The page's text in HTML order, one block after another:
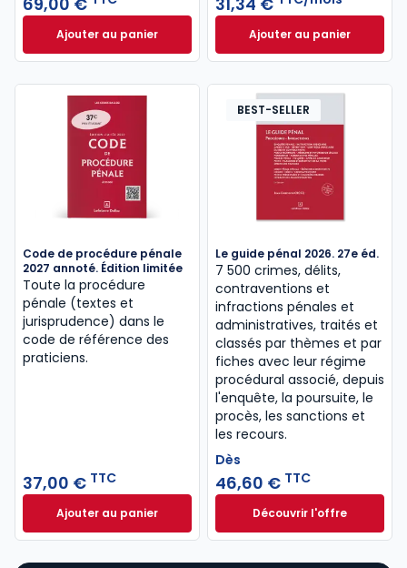
infractions et les règles relatives aux sanctions
pénales, pouvant aller jusqu’à la privation de liberté,
lorsqu’une personne est poursuivie dans le cadre
d’une procédure judiciaire ou disciplinaire,
notamment pour des infractions à caractère sexuel
ou de grande criminalité.
Voir toutes les sources spécial CRFPA,droit pénal,
procédure pénale
Ajouter au panierCode pénal 2027, annoté à 69,00 € TTC
Ajouter au panierAJ Pénal à 31,34 €
Code de procédure pénale
2027 annoté. Édition limitée
Toute la procédure
pénale (textes et
jurisprudence) dans le
code de référence des
praticiens.
37,00 € TTC
Ajouter au panierCode de procédure pénale 2027 annoté. Édition
BEST-SELLER
Le guide pénal 2026. 27e éd.
7 500 crimes, délits,
contraventions et
infractions pénales et
administratives, traités et
classés par thèmes et par
fiches avec leur régime
procédural associé, depuis
l'enquête, la poursuite, le
procès, les sanctions et
les recours.
Dès
46,60 € TTC
Découvrir l'offre
Le guide pénal
Dès